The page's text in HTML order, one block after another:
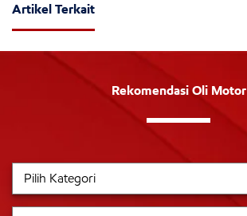
Artikel Terkait
Rekomendasi Oli Motor